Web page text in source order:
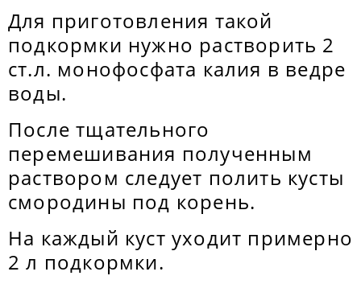
Для приготовления такой
подкормки нужно растворить 2
ст.л. монофосфата калия в ведре
воды.
После тщательного
перемешивания полученным
раствором следует полить кусты
смородины под корень.
На каждый куст уходит примерно
2 л подкормки.